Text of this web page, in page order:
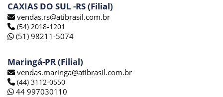
CAXIAS DO SUL -RS (Filial)
vendas.rs@atibrasil.com.br
(54) 2018-1201
(51) 98211-5074
Maringá-PR (Filial)
vendas.maringa@atibrasil.com.br
(44) 3112-0550
44 997030110